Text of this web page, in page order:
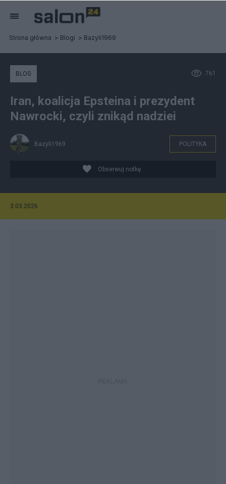
Strona główna Blogi Bazyli1969
761
BLOG
Iran, koalicja Epsteina i prezydent
Nawrocki, czyli znikąd nadziei
Bazyli1969 POLITYKA
Obserwuj notkę
3.03.2026